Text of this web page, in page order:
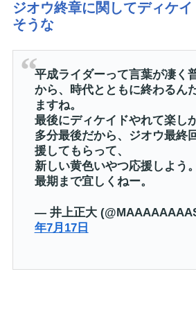
ジオウ終章に関してディケイ
そうな
平成ライダーって言葉が凄く
から、時代とともに終わるん
ますね。
最後にディケイドやれて楽し
多分最後だから、ジオウ最終
援してもらって、
新しい黄色いやつ応援しよう。
最期まで宜しくねー。
— 井上正大
年7月17日